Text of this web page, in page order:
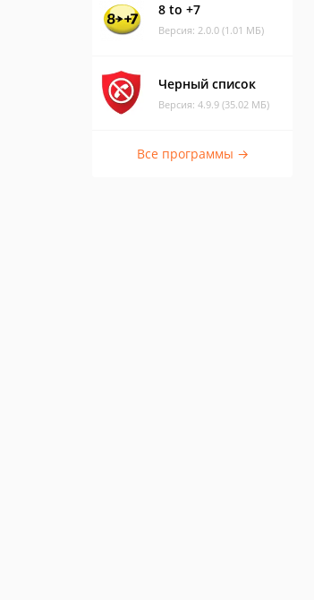
8 to +7
Версия: 2.0.0 (1.01 МБ)
Черный список
Версия: 4.9.9 (35.02 МБ)
Все программы →